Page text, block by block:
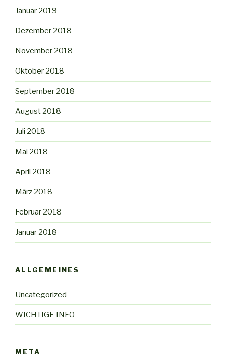
Januar 2019
Dezember 2018
November 2018
Oktober 2018
September 2018
August 2018
Juli 2018
Mai 2018
April 2018
März 2018
Februar 2018
Januar 2018
ALLGEMEINES
Uncategorized
WICHTIGE INFO
META